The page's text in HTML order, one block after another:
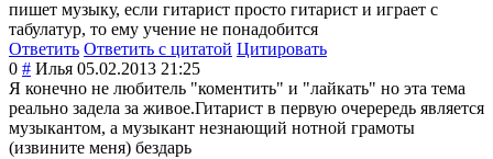
пишет музыку, если гитарист просто гитарист и играет с
табулатур, то ему учение не понадобится
Ответить Ответить с цитатой Цитировать
0 # Илья 05.02.2013 21:25
Я конечно не любитель "коментить" и "лайкать" но эта тема
реально задела за живое.Гитарист в первую очерередь является
музыкантом, а музыкант незнающий нотной грамоты
(извините меня) бездарь